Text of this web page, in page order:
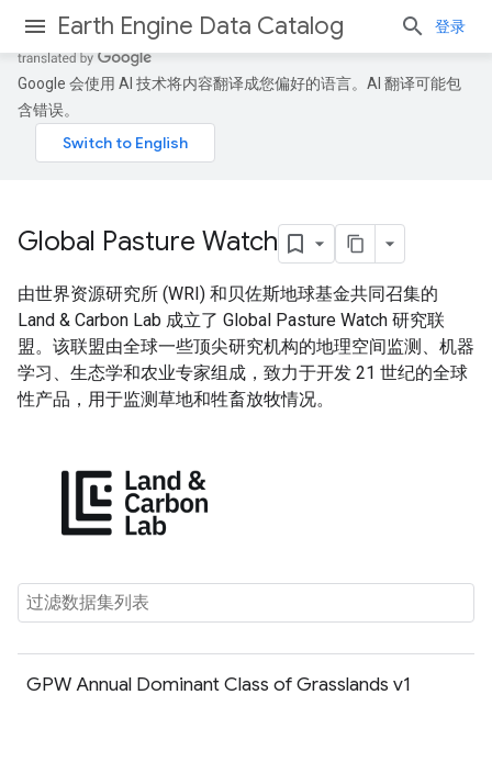
Earth Engine Data Catalog 登录
Google 会使用 AI 技术将内容翻译成您偏好的语言。AI 翻译可能包
含错误。
Global Pasture Watch
由世界资源研究所 (WRI) 和贝佐斯地球基金共同召集的
Land & Carbon Lab 成立了 Global Pasture Watch 研究联
盟。该联盟由全球一些顶尖研究机构的地理空间监测、机器
学习、生态学和农业专家组成，致力于开发 21 世纪的全球
性产品，用于监测草地和牲畜放牧情况。
GPW Annual Dominant Class of Grasslands v1